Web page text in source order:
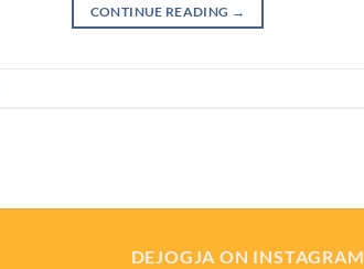
CONTINUE READING →
DEJOGJA ON INSTAGRAM